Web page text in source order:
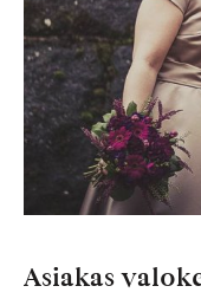
Asiakas